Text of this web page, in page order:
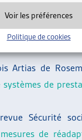
Voir les préférences
Politique de cookies
à la base de
documents
Artias de
systèmes de
Sécurité
de